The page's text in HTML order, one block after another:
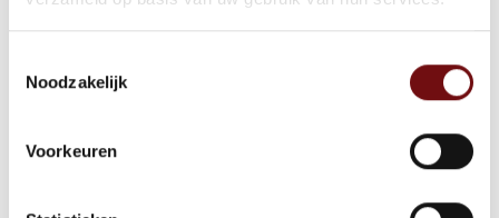
Noodzakelijk
Voorkeuren
binnen de gezondheidszorg.
Wat zijn de carrièremogelijkheden na een
bloedafname opleiding?
Na het voltooien van een bloedafname